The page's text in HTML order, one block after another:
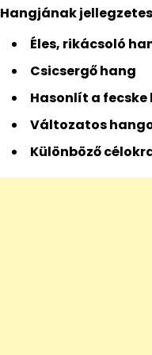
Hangjának
Éles, rikácsoló
Csicsergő hang
Hasonlít a
Változatos
Különböző